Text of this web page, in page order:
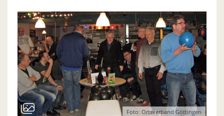
Foto: Ortsverband Göttingen